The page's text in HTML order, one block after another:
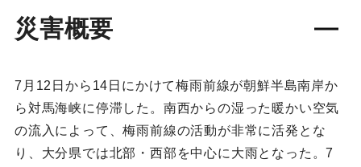
災害概要
7月12日から14日にかけて梅雨前線が朝鮮半島南岸か
ら対馬海峡に停滞した。南西からの湿った暖かい空気
の流入によって、梅雨前線の活動が非常に活発とな
り、大分県では北部・西部を中心に大雨となった。7